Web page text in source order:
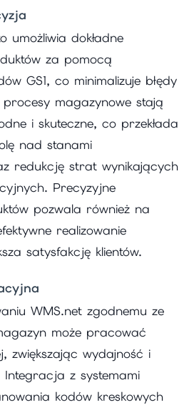
umożliwia dokładne
za pomocą
GS1, co minimalizuje błędy
procesy magazynowe stają
i skuteczne, co przekłada
nad stanami
redukcję strat wynikających
Precyzyjne
pozwala również na
realizowanie
satysfakcję klientów.
WMS.net zgodnemu ze
może pracować
zwiększając wydajność i
Integracja z systemami
kodów kreskowych